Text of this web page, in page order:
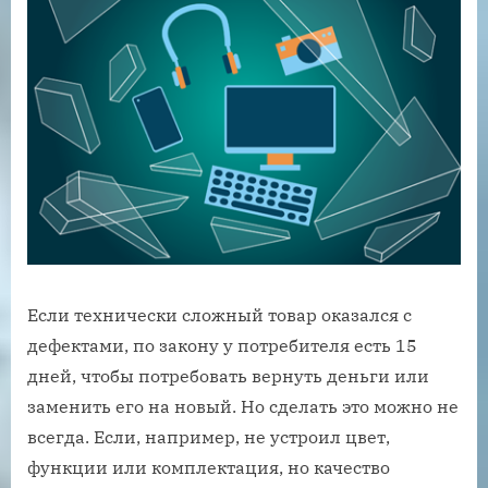
Если технически сложный товар оказался с
дефектами, по закону у потребителя есть 15
дней, чтобы потребовать вернуть деньги или
заменить его на новый. Но сделать это можно не
всегда. Если, например, не устроил цвет,
функции или комплектация, но качество